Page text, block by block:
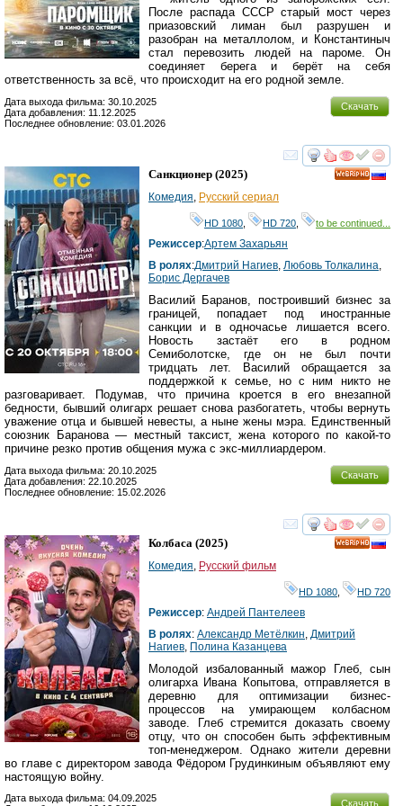
После распада СССР старый мост через
приазовский лиман был разрушен и
разобран на металлолом, и Константиныч
стал перевозить людей на пароме. Он
соединяет берега и берёт на себя
ответственность за всё, что происходит на его родной земле.
Скачать
Дата выхода фильма: 30.10.2025
Дата добавления: 11.12.2025
Последнее обновление: 03.01.2026
смотреть
Санкционер (2025)
Комедия, Русский сериал
HD 1080 HD 720 to be continued...
Режиссер:Артем Захарьян
В ролях:Дмитрий Нагиев, Любовь Толкалина,
Борис Дергачев
Василий Баранов, построивший бизнес за
границей, попадает под иностранные
санкции и в одночасье лишается всего.
Новость застаёт его в родном
Семиболотске, где он не был почти
тридцать лет. Василий обращается за
поддержкой к семье, но с ним никто не
разговаривает. Подумав, что причина кроется в его внезапной
бедности, бывший олигарх решает снова разбогатеть, чтобы вернуть
уважение отца и бывшей невесты, а ныне жены мэра. Единственный
союзник Баранова — местный таксист, жена которого по какой-то
причине резко против общения мужа с экс-миллиардером.
Скачать
Дата выхода фильма: 20.10.2025
Дата добавления: 22.10.2025
Последнее обновление: 15.02.2026
смотреть
Колбаса (2025)
Комедия Русский фильм
HD 1080 HD 720
Режиссер: Андрей Пантелеев
В ролях: Александр Метёлкин Дмитрий
Нагиев Полина Казанцева
Молодой избалованный мажор Глеб, сын
олигарха Ивана Копытова, отправляется в
деревню для оптимизации бизнес-
процессов на умирающем колбасном
заводе. Глеб стремится доказать своему
отцу, что он способен быть эффективным
топ-менеджером. Однако жители деревни
во главе с директором завода Фёдором Грудинкиным объявляют ему
настоящую войну.
Скачать
Дата выхода фильма: 04.09.2025